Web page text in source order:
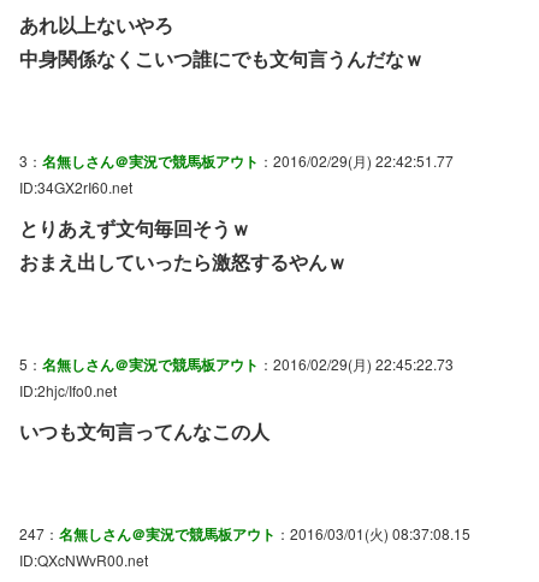
あれ以上ないやろ
中身関係なくこいつ誰にでも文句言うんだなｗ
3： 名無しさん＠実況で競馬板アウト ：2016/02/29(月) 22:42:51.77
ID:34GX2rI60.net
とりあえず文句毎回そうｗ
おまえ出していったら激怒するやんｗ
5： 名無しさん＠実況で競馬板アウト ：2016/02/29(月) 22:45:22.73
ID:2hjc/Ifo0.net
いつも文句言ってんなこの人
247： 名無しさん＠実況で競馬板アウト ：2016/03/01(火) 08:37:08.15
ID:QXcNWvR00.net